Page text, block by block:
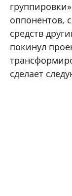
оппонентов,
средств
покинул
сделает